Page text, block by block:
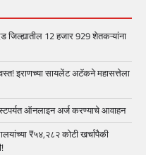
जिल्ह्यातील 12 हजार 929 शेतकऱ्यांना
इराणच्या सायलेंट अटॅकने महासत्तेला
ऑनलाइन अर्ज करण्याचे आवाहन
₹५४,२८२ कोटी खर्चापैकी